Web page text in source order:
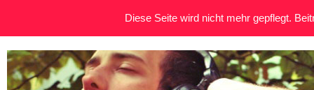
Diese Seite wird nicht mehr gepflegt.